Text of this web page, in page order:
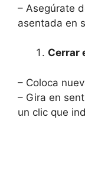
– Asegúrate
asentada en
Cerrar
– Coloca
– Gira en
un clic que